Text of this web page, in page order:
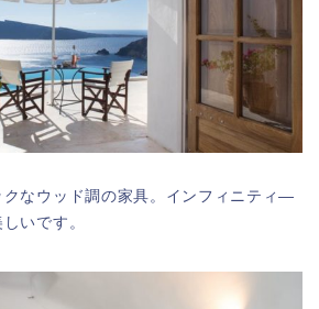
クなウッド調の家具。インフィニティ―
いです。